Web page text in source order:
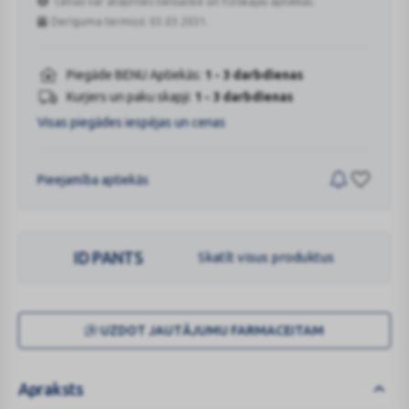
Derīguma termiņš: 03.03.2031.
Piegāde BENU Aptiekās: 1 - 3 darbdienas
Kurjers un paku skapji: 1 - 3 darbdienas
Visas piegādes iespējas un cenas
Pieejamība aptiekās
ID PANTS Skatīt visus produktus
UZDOT JAUTĀJUMU FARMACEITAM
Apraksts